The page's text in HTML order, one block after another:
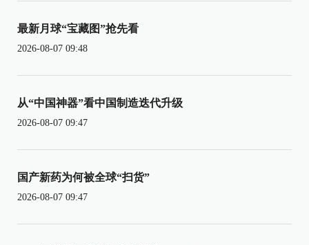
最新月球“宝藏图”抢先看
2026-08-07 09:48
从“中国神器”看中国制造迭代升级
2026-08-07 09:47
国产新药为何被全球“扫货”
2026-08-07 09:47